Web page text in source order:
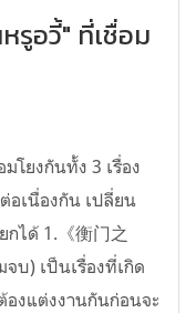
รูอวี้" ที่เชื่อม
โยงกันทั้ง 3 เรื่อง
อเนื่องกัน เปลี่ยน
ได้ 1.《衡门之
บ) เป็นเรื่องที่เกิด
องแต่งงานกันก่อนจะ